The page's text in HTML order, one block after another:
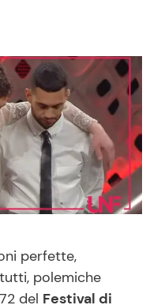
e Ricette
di Cucina
Ricette in TV
perfette,
polemiche
del Festival di